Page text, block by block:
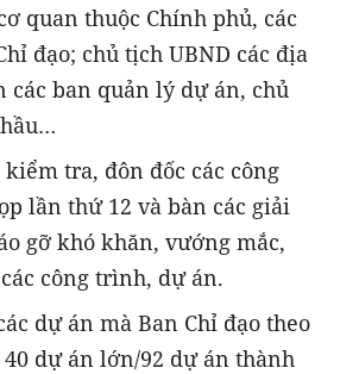
quan thuộc Chính phủ, các
đạo; chủ tịch UBND các địa
các ban quản lý dự án, chủ
tra, đôn đốc các công
lần thứ 12 và bàn các giải
gỡ khó khăn, vướng mắc,
công trình, dự án.
dự án mà Ban Chỉ đạo theo
dự án lớn/92 dự án thành